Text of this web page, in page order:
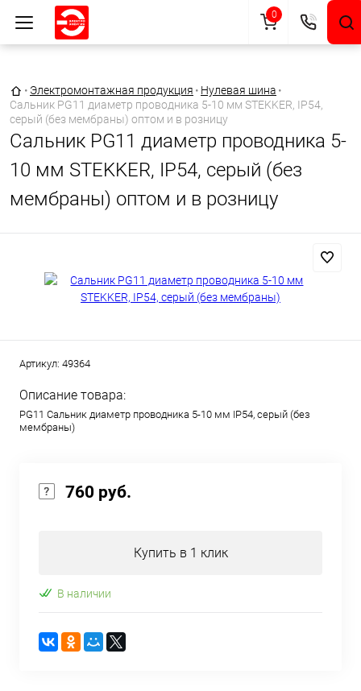
Главная страница
• Электромонтажная продукция • Нулевая шина •
Сальник PG11 диаметр проводника 5-10 мм STEKKER, IP54,
серый (без мембраны) оптом и в розницу
Сальник PG11 диаметр проводника 5-
10 мм STEKKER, IP54, серый (без
мембраны) оптом и в розницу
Артикул: 49364
Описание товара:
PG11 Сальник диаметр проводника 5-10 мм IP54, серый (без
мембраны)
760 руб.
Купить в 1 клик
В наличии
0